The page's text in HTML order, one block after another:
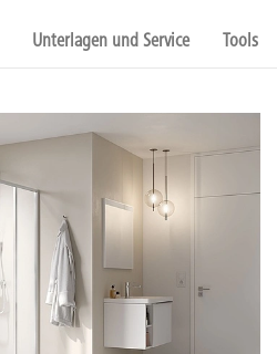
Unterlagen und Service Tools